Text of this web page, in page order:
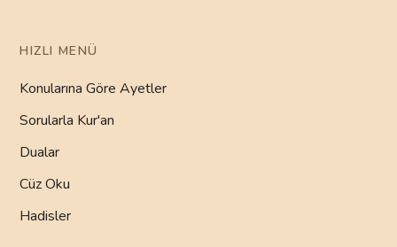
HIZLI MENÜ
Konularına Göre Ayetler
Sorularla Kur'an
Dualar
Cüz Oku
Hadisler